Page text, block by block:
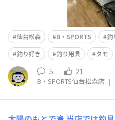
仙台松森 B・SPORTS 釣
釣り好き
釣り用具 タモ
5 21
B・SPORTS仙台松森店 |